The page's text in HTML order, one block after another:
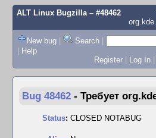
ALT Linux Bugzilla– #48462
New bug | Search |
| Help
Register | Log In |
Bug 48462 - Требует
Status: CLOSED NOTABUG